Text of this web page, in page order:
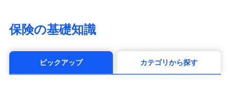
マニュライフ生命保険株式会社
（https://www.manulife.co.jp/）
（https://www.msa-life.co.jp/）
メットライフ生命株式会社(https://www.metlife.co.jp/)
保険の基礎知識
ピックアップ カテゴリから探す